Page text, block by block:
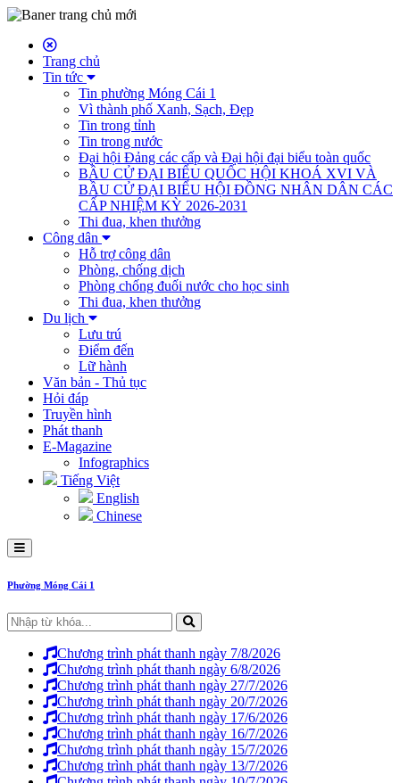
Trang chủ
Tin tức
Tin phường Móng Cái 1
Vì thành phố Xanh, Sạch, Đẹp
Tin trong tỉnh
Tin trong nước
Đại hội Đảng các cấp và Đại hội đại biểu toàn quốc
BẦU CỬ ĐẠI BIỂU QUỐC HỘI KHOÁ XVI VÀ
BẦU CỬ ĐẠI BIỂU HỘI ĐỒNG NHÂN DÂN CÁC
CẤP NHIỆM KỲ 2026-2031
Thi đua, khen thưởng
Công dân
Hỗ trợ công dân
Phòng, chống dịch
Phòng chống đuối nước cho học sinh
Thi đua, khen thưởng
Du lịch
Lưu trú
Điểm đến
Lữ hành
Văn bản - Thủ tục
Hỏi đáp
Truyền hình
Phát thanh
E-Magazine
Infographics
Tiếng Việt
English
Chinese
Phường Móng Cái 1
Chương trình phát thanh ngày 7/8/2026
Chương trình phát thanh ngày 6/8/2026
Chương trình phát thanh ngày 27/7/2026
Chương trình phát thanh ngày 20/7/2026
Chương trình phát thanh ngày 17/6/2026
Chương trình phát thanh ngày 16/7/2026
Chương trình phát thanh ngày 15/7/2026
Chương trình phát thanh ngày 13/7/2026